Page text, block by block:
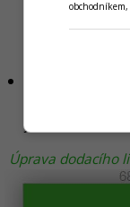
aplikace
znamená,
aplikace a
-
možné
je možné jako
Úprava dodacího